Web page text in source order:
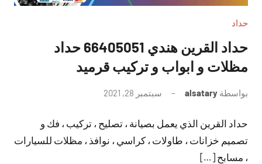
حداد
حداد القرين هندي 66405051 حداد
مظلات و ابواب و تركيب قرميد
بواسطة alsatary سبتمبر 28, 2021
تعليقات
حداد القرين الذي يعمل بصيانة ، تصليح ، تركيب ، فك و
تصميم خزانات ، طاولات ، كراسي ، نوافذ ، مظلات للسيارات
، مسابح […]